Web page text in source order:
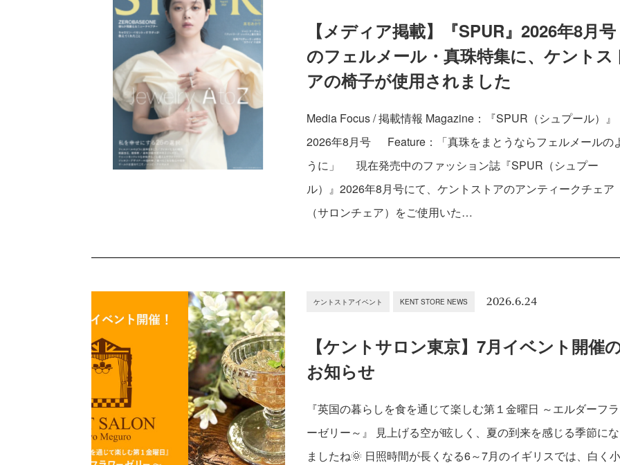
【メディア掲載】『SPUR』2026年8月号
のフェルメール・真珠特集に、ケントス
アの椅子が使用されました
Media Focus / 掲載情報 Magazine：『SPUR（シュプール）』
2026年8月号 Feature：「真珠をまとうならフェルメールの
うに」 現在発売中のファッション誌『SPUR（シュプー
ル）』2026年8月号にて、ケントストアのアンティークチェア
（サロンチェア）をご使用いた…
ケントストアイベント KENT STORE NEWS 2026.6.24
【ケントサロン東京】7月イベント開催
お知らせ
『英国の暮らしを食を通じて楽しむ第１金曜日 ～エルダーフ
ーゼリー～』 見上げる空が眩しく、夏の到来を感じる季節にな
ましたね🌞 日照時間が長くなる6～7月のイギリスでは、白く小